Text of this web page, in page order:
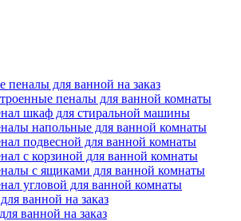
пеналы для ванной на заказ
пеналы для ванной комнаты
шкаф для стиральной машины
напольные для ванной комнаты
подвесной для ванной комнаты
с корзиной для ванной комнаты
с ящиками для ванной комнаты
угловой для ванной комнаты
ванной на заказ
ванной на заказ